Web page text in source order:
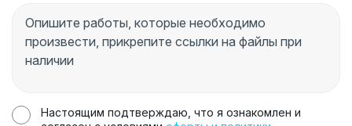
Настоящим подтверждаю, что я ознакомлен и